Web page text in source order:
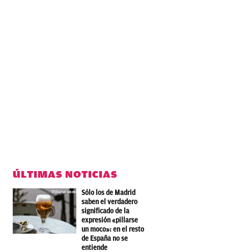
ÚLTIMAS NOTICIAS
Sólo los de Madrid
saben el verdadero
significado de la
expresión «pillarse
un moco»: en el resto
de España no se
entiende